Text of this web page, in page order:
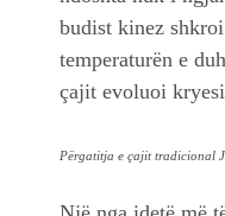
budist kinez
temperaturën e
çajit evoluoi
Përgatitja e çajit tradicional